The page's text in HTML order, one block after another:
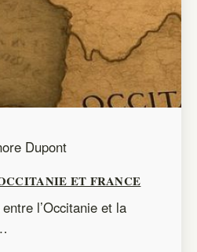
Dupont
ET FRANCE
l’Occitanie et la